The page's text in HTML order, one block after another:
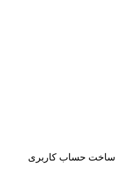
ساخت حساب کاربری